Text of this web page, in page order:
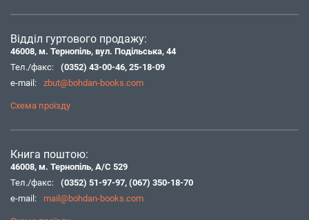
Відділ гуртового продажу:
46008, м. Тернопіль, вул. Подільська, 44
Тел./факс:
(0352) 43-00-46, 25-18-09
e-mail:
zbut@bohdan-books.com
Схема проїзду
Книга поштою:
46008, м. Тернопіль, А/С 529
Тел./факс:
(0352) 51-97-97, (067) 350-18-70
e-mail:
mail@bohdan-books.com